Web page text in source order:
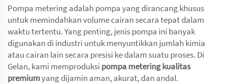
Pompa metering adalah pompa yang dirancang khusus
untuk memindahkan volume cairan secara tepat dalam
waktu tertentu. Yang penting, jenis pompa ini banyak
digunakan di industri untuk menyuntikkan jumlah kimia
atau cairan lain secara presisi ke dalam suatu proses. Di
Gelan, kami memproduksi pompa metering kualitas
premiumyang dijamin aman, akurat, dan andal.